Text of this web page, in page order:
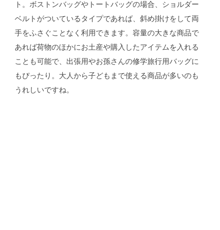
ト。ボストンバッグやトートバッグの場合、ショルダー
ベルトがついているタイプであれば、斜め掛けをして両
手をふさぐことなく利用できます。容量の大きな商品で
あれば荷物のほかにお土産や購入したアイテムを入れる
ことも可能で、出張用やお孫さんの修学旅行用バッグに
もぴったり。大人から子どもまで使える商品が多いのも
うれしいですね。